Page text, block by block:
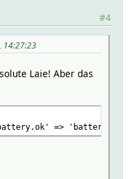
#4
14:27:23
Laie! Aber das
=> 'batterie',